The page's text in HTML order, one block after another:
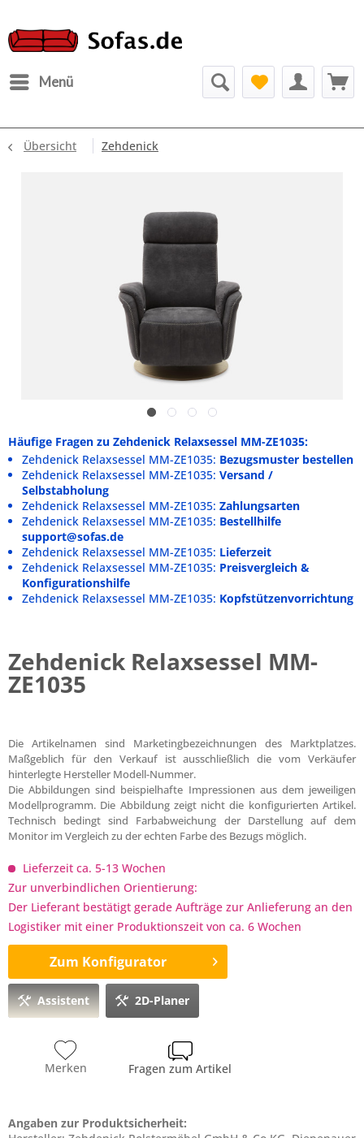
Menü
Übersicht Zehdenick
Häufige Fragen zu Zehdenick Relaxsessel MM-ZE1035:
Zehdenick Relaxsessel MM-ZE1035: Bezugsmuster bestellen
Zehdenick Relaxsessel MM-ZE1035: Versand /
Selbstabholung
Zehdenick Relaxsessel MM-ZE1035: Zahlungsarten
Zehdenick Relaxsessel MM-ZE1035: Bestellhilfe
support@sofas.de
Zehdenick Relaxsessel MM-ZE1035: Lieferzeit
Zehdenick Relaxsessel MM-ZE1035: Preisvergleich &
Konfigurationshilfe
Zehdenick Relaxsessel MM-ZE1035: Kopfstützenvorrichtung
Zehdenick Relaxsessel MM-
ZE1035
Die Artikelnamen sind Marketingbezeichnungen des Marktplatzes.
Maßgeblich für den Verkauf ist ausschließlich die vom Verkäufer
hinterlegte Hersteller Modell-Nummer.
Die Abbildungen sind beispielhafte Impressionen aus dem jeweiligen
Modellprogramm. Die Abbildung zeigt nicht die konfigurierten Artikel.
Technisch bedingt sind Farbabweichung der Darstellung auf dem
Monitor im Vergleich zu der echten Farbe des Bezugs möglich.
Lieferzeit ca. 5-13 Wochen
Zur unverbindlichen Orientierung:
Der Lieferant bestätigt gerade Aufträge zur Anlieferung an den
Logistiker mit einer Produktionszeit von ca. 6 Wochen
Zum Konfigurator
Assistent 2D-Planer
Merken Fragen zum Artikel
Angaben zur Produktsicherheit: